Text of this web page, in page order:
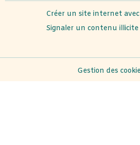
Créer un site internet
Signaler un contenu illicite
Gestion des